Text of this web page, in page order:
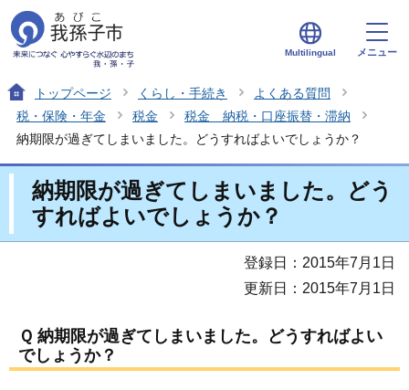
Multilingual メニュー
トップページ くらし・手続き
よくある質問
税・保険・年金
税金
税金 納税・口座振替・滞納
納期限が過ぎてしまいました。どうすればよいでしょうか？
納期限が過ぎてしまいました。どう
すればよいでしょうか？
登録日：2015年7月1日
更新日：2015年7月1日
Ｑ 納期限が過ぎてしまいました。どうすればよい
でしょうか？